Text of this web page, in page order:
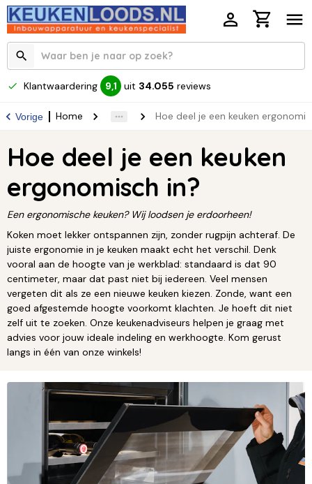
Klantwaardering 9,1 uit 34.055 reviews
Vorige Home Hoe deel je een keuken
Hoe deel je een keuken
ergonomisch in?
Een ergonomische keuken? Wij loodsen je erdoorheen!
Koken moet lekker ontspannen zijn, zonder rugpijn achteraf. De
juiste ergonomie in je keuken maakt echt het verschil. Denk
vooral aan de hoogte van je werkblad: standaard is dat 90
centimeter, maar dat past niet bij iedereen. Veel mensen
vergeten dit als ze een nieuwe keuken kiezen. Zonde, want een
goed afgestemde hoogte voorkomt klachten. Je hoeft dit niet
zelf uit te zoeken. Onze keukenadviseurs helpen je graag met
advies voor jouw ideale indeling en werkhoogte. Kom gerust
langs in één van onze winkels!